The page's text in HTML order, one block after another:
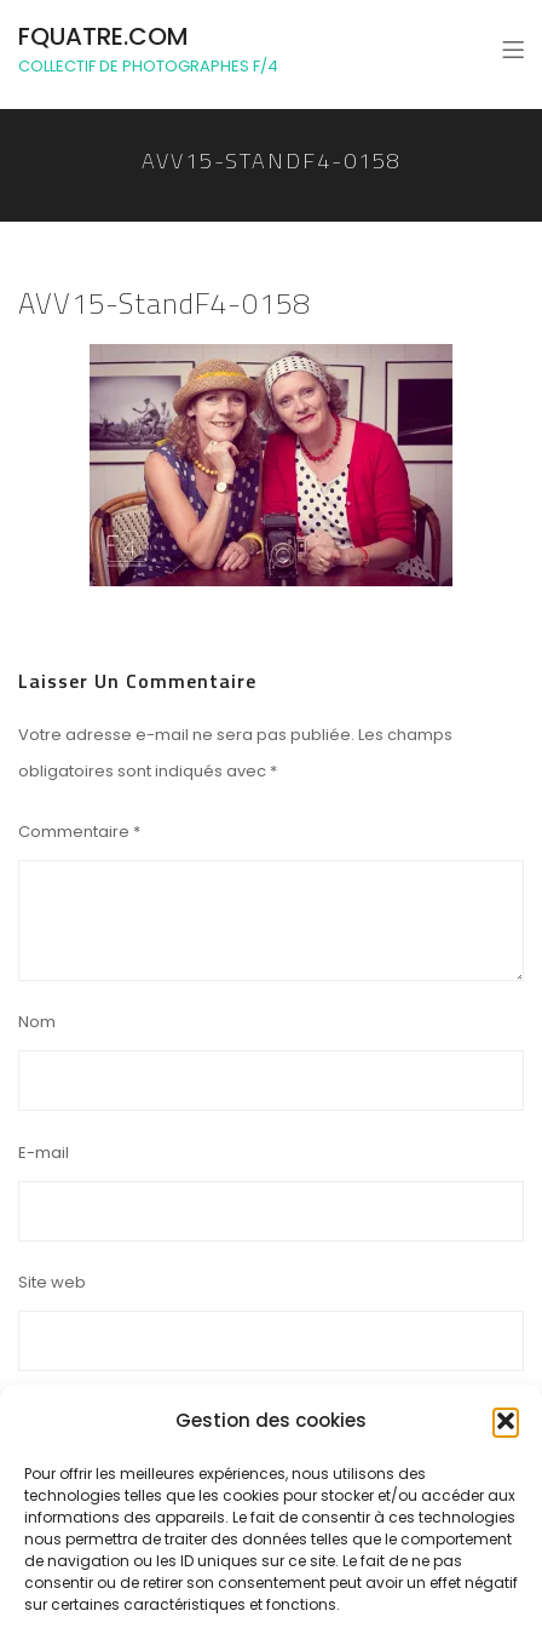
Gestion des cookies
Pour offrir les meilleures expériences, nous utilisons des
technologies telles que les cookies pour stocker et/ou accéder aux
informations des appareils. Le fait de consentir à ces technologies
nous permettra de traiter des données telles que le comportement
de navigation ou les ID uniques sur ce site. Le fait de ne pas
consentir ou de retirer son consentement peut avoir un effet négatif
sur certaines caractéristiques et fonctions.
FQUATRE.COM
COLLECTIF DE PHOTOGRAPHES F/4
AVV15-STANDF4-0158
AVV15-StandF4-0158
Laisser Un Commentaire
Votre adresse e-mail ne sera pas publiée. Les champs
obligatoires sont indiqués avec *
Commentaire *
Nom
E-mail
Site web
Ce site utilise Akismet pour réduire les indésirables.
plus sur la façon dont les données de vos commentaires sont
traitées.